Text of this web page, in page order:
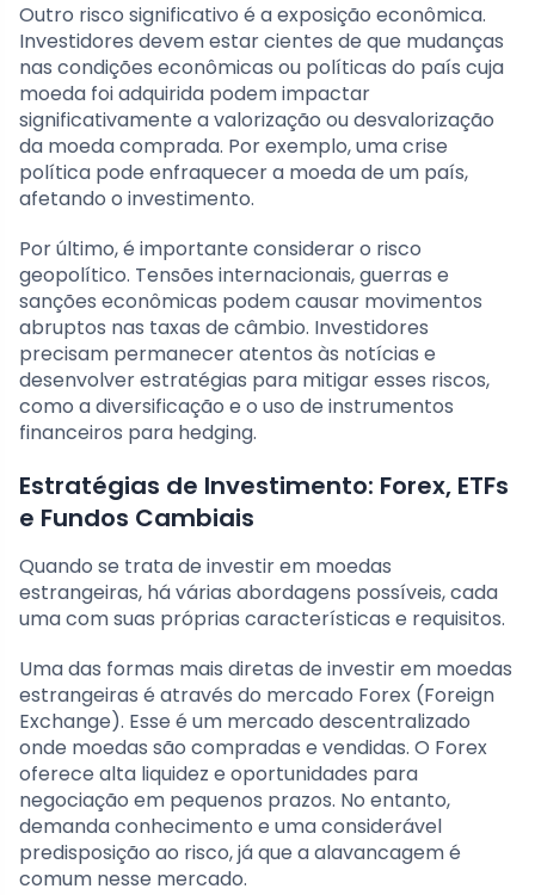
Outro risco significativo é a exposição econômica.
Investidores devem estar cientes de que mudanças
nas condições econômicas ou políticas do país cuja
moeda foi adquirida podem impactar
significativamente a valorização ou desvalorização
da moeda comprada. Por exemplo, uma crise
política pode enfraquecer a moeda de um país,
afetando o investimento.
Por último, é importante considerar o risco
geopolítico. Tensões internacionais, guerras e
sanções econômicas podem causar movimentos
abruptos nas taxas de câmbio. Investidores
precisam permanecer atentos às notícias e
desenvolver estratégias para mitigar esses riscos,
como a diversificação e o uso de instrumentos
financeiros para hedging.
Estratégias de Investimento: Forex, ETFs
e Fundos Cambiais
Quando se trata de investir em moedas
estrangeiras, há várias abordagens possíveis, cada
uma com suas próprias características e requisitos.
Uma das formas mais diretas de investir em moedas
estrangeiras é através do mercado Forex (Foreign
Exchange). Esse é um mercado descentralizado
onde moedas são compradas e vendidas. O Forex
oferece alta liquidez e oportunidades para
negociação em pequenos prazos. No entanto,
demanda conhecimento e uma considerável
predisposição ao risco, já que a alavancagem é
comum nesse mercado.